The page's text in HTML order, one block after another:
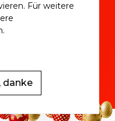
Für weitere
danke